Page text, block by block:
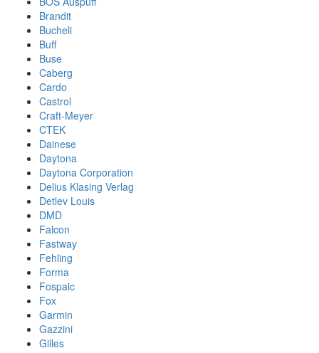
Brandit
Bucheli
Buff
Buse
Caberg
Cardo
Castrol
Craft-Meyer
CTEK
Dainese
Daytona
Daytona Corporation
Delius Klasing Verlag
Detlev Louis
DMD
Falcon
Fastway
Fehling
Forma
Fospaic
Fox
Garmin
Gazzini
Gilles